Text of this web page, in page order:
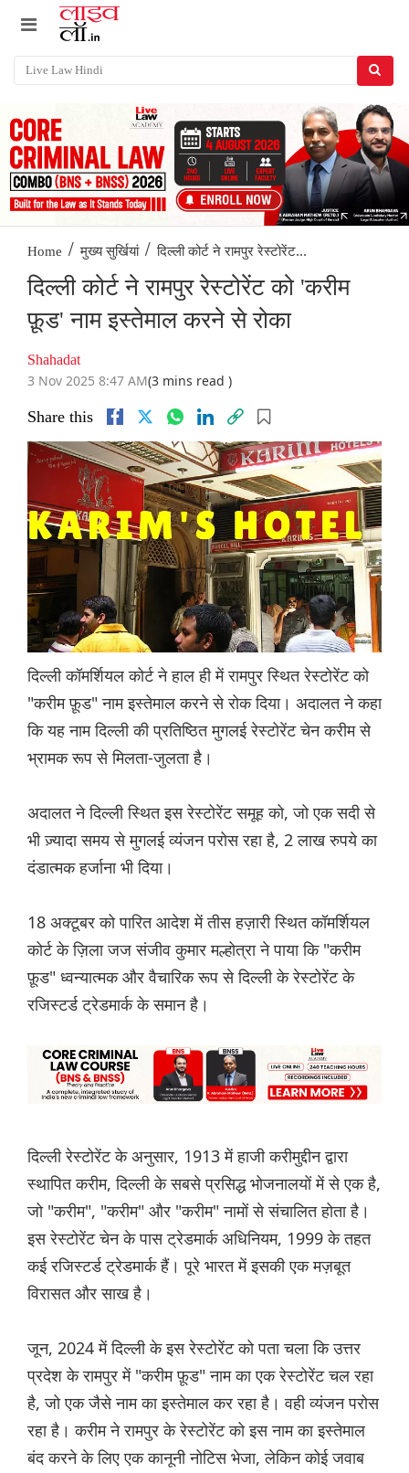
Home / मुख्य सुर्खियां / दिल्ली कोर्ट ने रामपुर रेस्टोरेंट...
दिल्ली कोर्ट ने रामपुर रेस्टोरेंट को 'करीम
फ़ूड' नाम इस्तेमाल करने से रोका
Shahadat
3 Nov 2025 8:47 AM(3 mins read )
Share this
दिल्ली कॉमर्शियल कोर्ट ने हाल ही में रामपुर स्थित रेस्टोरेंट को
"करीम फ़ूड" नाम इस्तेमाल करने से रोक दिया। अदालत ने कहा
कि यह नाम दिल्ली की प्रतिष्ठित मुगलई रेस्टोरेंट चेन करीम से
भ्रामक रूप से मिलता-जुलता है।
अदालत ने दिल्ली स्थित इस रेस्टोरेंट समूह को, जो एक सदी से
भी ज़्यादा समय से मुगलई व्यंजन परोस रहा है, 2 लाख रुपये का
दंडात्मक हर्जाना भी दिया।
18 अक्टूबर को पारित आदेश में तीस हज़ारी स्थित कॉमर्शियल
कोर्ट के ज़िला जज संजीव कुमार मल्होत्रा ​​ने पाया कि "करीम
फ़ूड" ध्वन्यात्मक और वैचारिक रूप से दिल्ली के रेस्टोरेंट के
रजिस्टर्ड ट्रेडमार्क के समान है।
दिल्ली रेस्टोरेंट के अनुसार, 1913 में हाजी करीमुद्दीन द्वारा
स्थापित करीम, दिल्ली के सबसे प्रसिद्ध भोजनालयों में से एक है,
जो "करीम", "करीम" और "करीम" नामों से संचालित होता है।
इस रेस्टोरेंट चेन के पास ट्रेडमार्क अधिनियम, 1999 के तहत
कई रजिस्टर्ड ट्रेडमार्क हैं। पूरे भारत में इसकी एक मज़बूत
विरासत और साख है।
जून, 2024 में दिल्ली के इस रेस्टोरेंट को पता चला कि उत्तर
प्रदेश के रामपुर में "करीम फ़ूड" नाम का एक रेस्टोरेंट चल रहा
है, जो एक जैसे नाम का इस्तेमाल कर रहा है। वही व्यंजन परोस
रहा है। करीम ने रामपुर के रेस्टोरेंट को इस नाम का इस्तेमाल
बंद करने के लिए एक कानूनी नोटिस भेजा, लेकिन कोई जवाब